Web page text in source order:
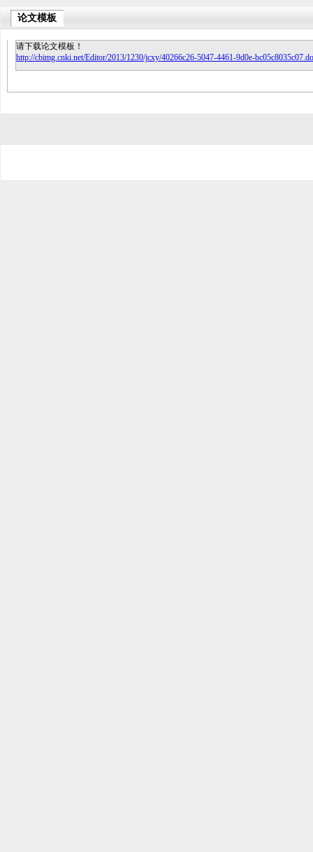
论文模板
请下载论文模板！
http://cbimg.cnki.net/Editor/2013/1230/jcxy/40266c26-5047-4461-9d0e-